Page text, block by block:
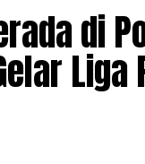
di
Liga